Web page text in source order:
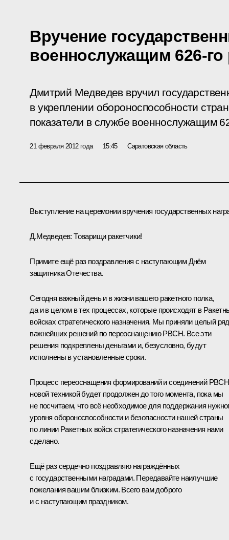
Вручение
военнослужащим 626-го
Дмитрий Медведев вручил
в укреплении обороноспособности
показатели в службе военнослужащим
21 февраля 2012 года 15:45 Саратовская область
Выступление на церемонии вручения государственных
Д.Медведев: Товарищи ракетчики!
Примите ещё раз поздравления с наступающим Днём
защитника Отечества.
Сегодня важный день и в жизни вашего ракетного полка,
да и в целом в тех процессах, которые происходят в
войсках стратегического назначения. Мы приняли целый ряд
важнейших решений по переоснащению РВСН. Все эти
решения подкреплены деньгами и, безусловно, будут
исполнены в установленные сроки.
Процесс переоснащения формирований и соединений РВСН
новой техникой будет продолжен до того момента, пока мы
не посчитаем, что всё необходимое для поддержания
уровня обороноспособности и безопасности нашей страны
по линии Ракетных войск стратегического назначения нами
сделано.
Ещё раз сердечно поздравляю награждённых
с государственными наградами. Передавайте наилучшие
пожелания вашим близким. Всего вам доброго
и с наступающим праздником.